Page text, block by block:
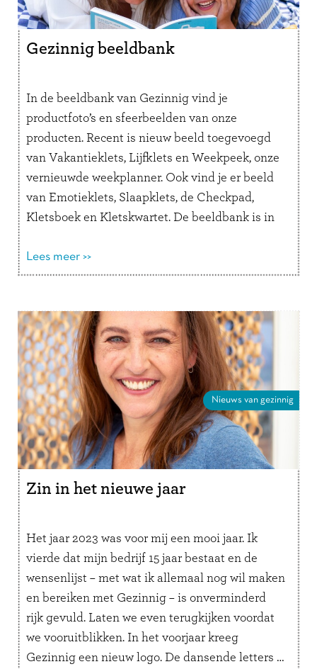
Gezinnig beeldbank
In de beeldbank van Gezinnig vind je
productfoto’s en sfeerbeelden van onze
producten. Recent is nieuw beeld toegevoegd
van Vakantieklets, Lijfklets en Weekpeek, onze
vernieuwde weekplanner. Ook vind je er beeld
van Emotieklets, Slaapklets, de Checkpad,
Kletsboek en Kletskwartet. De beeldbank is in
verschillende kletsboeken en de Checkpad.
Misschien …Lees verder
Lees meer >>
Nieuws van gezinnig
Zin in het nieuwe jaar
Het jaar 2023 was voor mij een mooi jaar. Ik
vierde dat mijn bedrijf 15 jaar bestaat en de
wensenlijst – met wat ik allemaal nog wil maken
en bereiken met Gezinnig – is onverminderd
rijk gevuld. Laten we even terugkijken voordat
we vooruitblikken. In het voorjaar kreeg
Gezinnig een nieuw logo. De dansende letters …